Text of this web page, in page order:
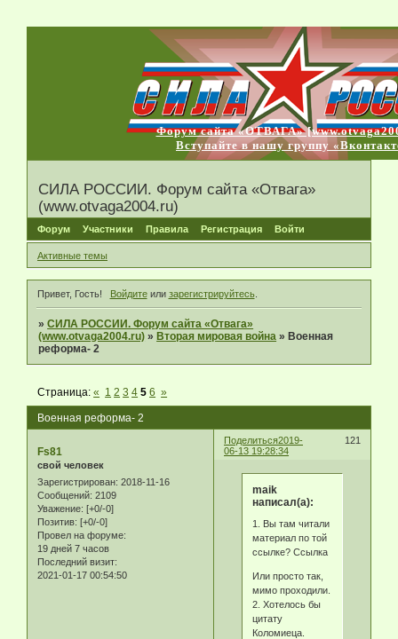
Форум сайта «ОТВАГА»
Вступайте в нашу группу
СИЛА РОССИИ. Форум сайта «Отвага»
(www.otvaga2004.ru)
Форум Участники Правила Регистрация Войти
Активные темы
Привет, Гость! Войдитеили зарегистрируйтесь.
»СИЛА РОССИИ. Форум сайта «Отвага»
(www.otvaga2004.ru) » Вторая мировая война » Военная
реформа- 2
Военная реформа- 2
Страница:« 1 2 3 4 5 6 »
Поделиться 121
2019-
06-13 19:28:34
Fs81
свой человек
Зарегистрирован: 2018-11-16
Сообщений: 2109
Уважение: [+0/-0]
Позитив: [+0/-0]
Провел на форуме:
19 дней 7 часов
Последний визит:
2021-01-17 00:54:50
maik
написал(а):
1. Вы там читали
материал по той
ссылке? Ссылка
Или просто так,
мимо проходили.
2. Хотелось бы
цитату
Коломиеца.